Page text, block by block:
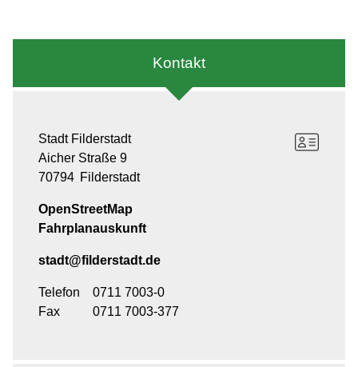
Kontakt
Stadt Filderstadt
Aicher Straße 9
70794 Filderstadt
OpenStreetMap
Fahrplanauskunft
stadt@filderstadt.de
Telefon
0711 7003-0
Fax
0711 7003-377